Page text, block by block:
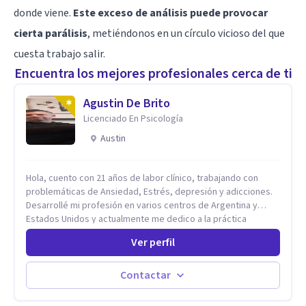
donde viene. Este exceso de análisis puede provocar
cierta parálisis, metiéndonos en un círculo vicioso del que
cuesta trabajo salir.
Encuentra los mejores profesionales cerca de ti
Agustin De Brito
Licenciado En Psicología
Austin
Hola, cuento con 21 años de labor clínico, trabajando con
problemáticas de Ansiedad, Estrés, depresión y adicciones.
Desarrollé mi profesión en varios centros de Argentina y
Estados Unidos y actualmente me dedico a la práctica
privada. Utilizo terapias cognitivas conductuales basadas en
evidencia científica con comprobados resultados. Los
objetivos terapéuticos están centrados en brindar
herramientas concretas para el cambio, que permitan
desarrollar nuevas habilidades y estrategias basadas en la
Ver perfil
Contactar